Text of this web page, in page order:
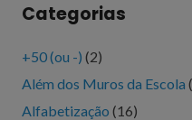
Categorias
+50 (ou -) (2)
Além dos Muros da Escola
Alfabetização (16)